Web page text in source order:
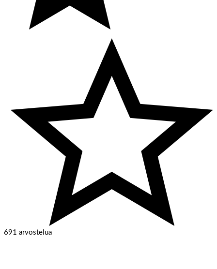
691 arvostelua